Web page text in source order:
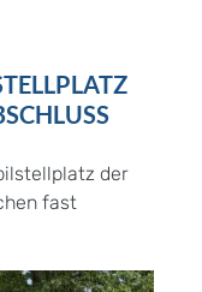
der
fast